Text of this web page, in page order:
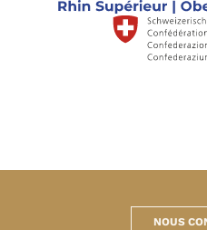
NOUS